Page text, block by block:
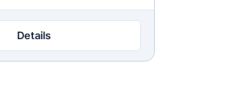
Details